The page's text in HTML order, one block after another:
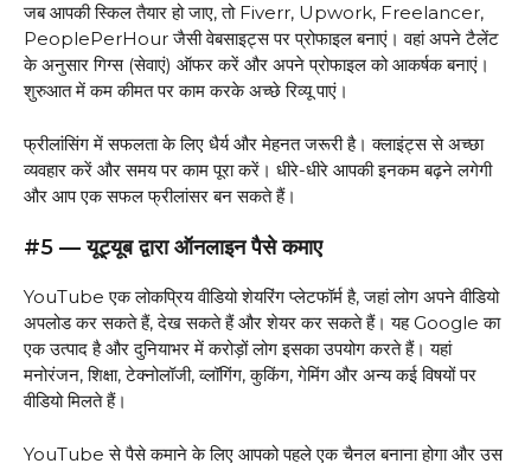
जब आपकी स्किल तैयार हो जाए, तो Fiverr, Upwork, Freelancer,
PeoplePerHour जैसी वेबसाइट्स पर प्रोफाइल बनाएं। वहां अपने टैलेंट
के अनुसार गिग्स (सेवाएं) ऑफर करें और अपने प्रोफाइल को आकर्षक बनाएं।
शुरुआत में कम कीमत पर काम करके अच्छे रिव्यू पाएं।
फ्रीलांसिंग में सफलता के लिए धैर्य और मेहनत जरूरी है। क्लाइंट्स से अच्छा
व्यवहार करें और समय पर काम पूरा करें। धीरे-धीरे आपकी इनकम बढ़ने लगेगी
और आप एक सफल फ्रीलांसर बन सकते हैं।
#5 — यूट्यूब द्वारा ऑनलाइन पैसे कमाए
YouTube एक लोकप्रिय वीडियो शेयरिंग प्लेटफॉर्म है, जहां लोग अपने वीडियो
अपलोड कर सकते हैं, देख सकते हैं और शेयर कर सकते हैं। यह Google का
एक उत्पाद है और दुनियाभर में करोड़ों लोग इसका उपयोग करते हैं। यहां
मनोरंजन, शिक्षा, टेक्नोलॉजी, व्लॉगिंग, कुकिंग, गेमिंग और अन्य कई विषयों पर
वीडियो मिलते हैं।
YouTube से पैसे कमाने के लिए आपको पहले एक चैनल बनाना होगा और उस